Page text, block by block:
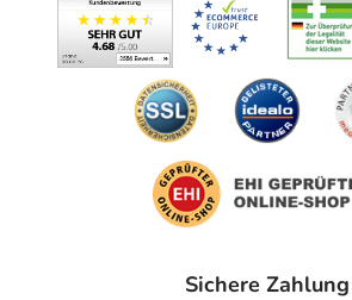
Sichere Zahlung